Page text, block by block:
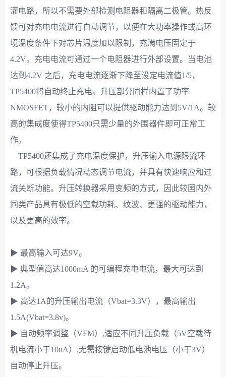
灌电路，所以不需要外部检测电阻器和隔离二极管。热反
馈可对充电电流进行自动调节，以便在大功率操作或高环
境温度条件下对芯片温度加以限制，充满电压固定于
4.2V。充电电流可通过一个电阻器进行外部设置。当电池
达到4.2V 之后，充电电流逐渐下降至设定电流值1/5，
TP5400将自动终止充电。升压部分同样内置了功率
NMOSFET，较小的内阻可以提供驱动能力达到5V/1A。较
高的集成度使得TP5400只需少量的外围器件即可正常工
作。
TP5400还集成了充电温度保护，升压输入电源限流环
路，可根据负载情况动态调节电流，并具有快速响应和过
流关断功能。升压转换器采用变频的方式，因此较国内外
同类产品具有极低的空载功耗、纹波、更强的驱动能力，
以及更高的效率。
▶ 最高输入可达9V。
▶ 典型值高达1000mA 的可编程充电电流，最大可达到
1.2A。
▶ 高达1A的升压输出电流（Vbat=3.3V），最高输出
1.5A(Vbat=3.8v)。
▶ 自动频率调整（VFM）,适应不同升压负载（5V空载待
机电流小于10uA）,无需按键启动低电池电压（小于3V）
自动停止升压。